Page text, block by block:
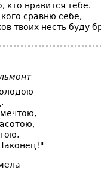
кто нравится тебе.
сравню себе,
твоих несть буду